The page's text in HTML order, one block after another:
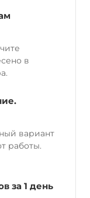
в
вариант
работы.
за 1 день